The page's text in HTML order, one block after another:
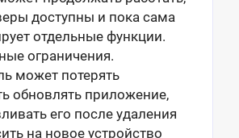
доступны и пока сама
отдельные функции.
ограничения.
может потерять
обновлять приложение,
его после удаления
на новое устройство